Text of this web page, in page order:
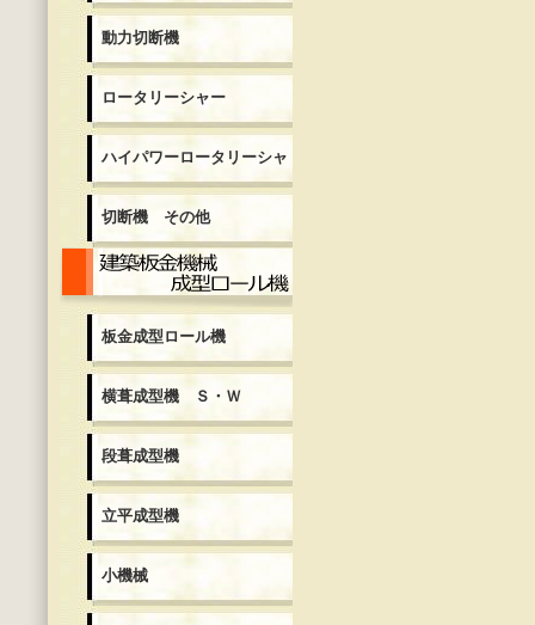
動力切断機
ロータリーシャー
ハイパワーロータリーシャ
切断機 その他
板金成型ロール機
横葺成型機 Ｓ・Ｗ
段葺成型機
立平成型機
小機械